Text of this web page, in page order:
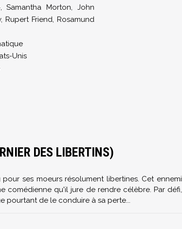
,Samantha Morton,John
, Rupert Friend, Rosamund
Unis
DES LIBERTINS)
ses moeurs résolument libertines. Cet ennemi
comédienne qu'il jure de rendre célèbre. Par défi,
pourtant de le conduire à sa perte...